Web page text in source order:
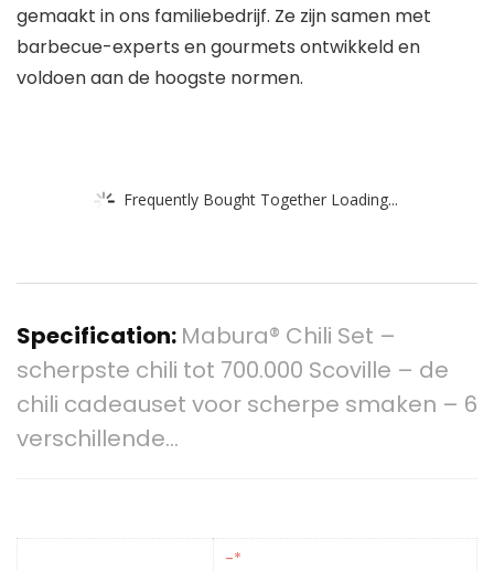
gemaakt in ons familiebedrijf. Ze zijn samen met
barbecue-experts en gourmets ontwikkeld en
voldoen aan de hoogste normen.
Frequently Bought Together Loading...
Specification: Mabura® Chili Set –
scherpste chili tot 700.000 Scoville – de
chili cadeauset voor scherpe smaken – 6
verschillende…
-*